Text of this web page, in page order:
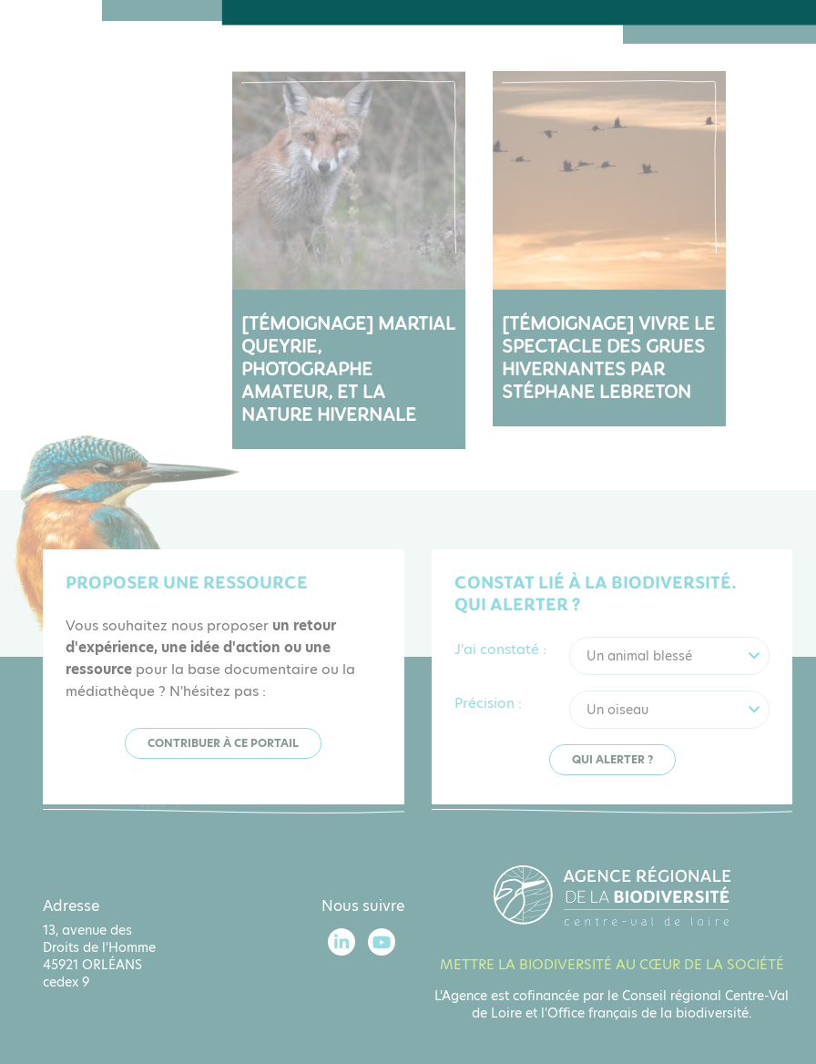
[TÉMOIGNAGE] MARTIAL
QUEYRIE,
PHOTOGRAPHE
AMATEUR, ET LA
NATURE HIVERNALE
[TÉMOIGNAGE] VIVRE LE
SPECTACLE DES GRUES
HIVERNANTES PAR
STÉPHANE LEBRETON
PROPOSER UNE RESSOURCE
Vous souhaitez nous proposer un retour
d'expérience, une idée d'action ou une
ressource pour la base documentaire ou la
médiathèque ? N'hésitez pas :
CONTRIBUER À CE PORTAIL
CONSTAT LIÉ À LA BIODIVERSITÉ.
QUI ALERTER ?
J'ai constaté : Un animal blessé
Précision : Un oiseau
QUI ALERTER ?
Adresse
13, avenue des
Droits de l'Homme
45921 ORLÉANS
cedex 9
Nous suivre
METTRE LA BIODIVERSITÉ AU CŒUR DE LA SOCIÉTÉ
L'Agence est cofinancée par le Conseil régional Centre-Val
de Loire et l'Office français de la biodiversité.